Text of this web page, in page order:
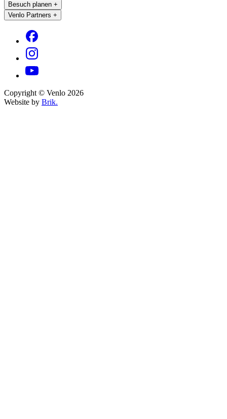
Besuch planen +
Venlo Partners +
Copyright © Venlo 2026
Website by Brik.